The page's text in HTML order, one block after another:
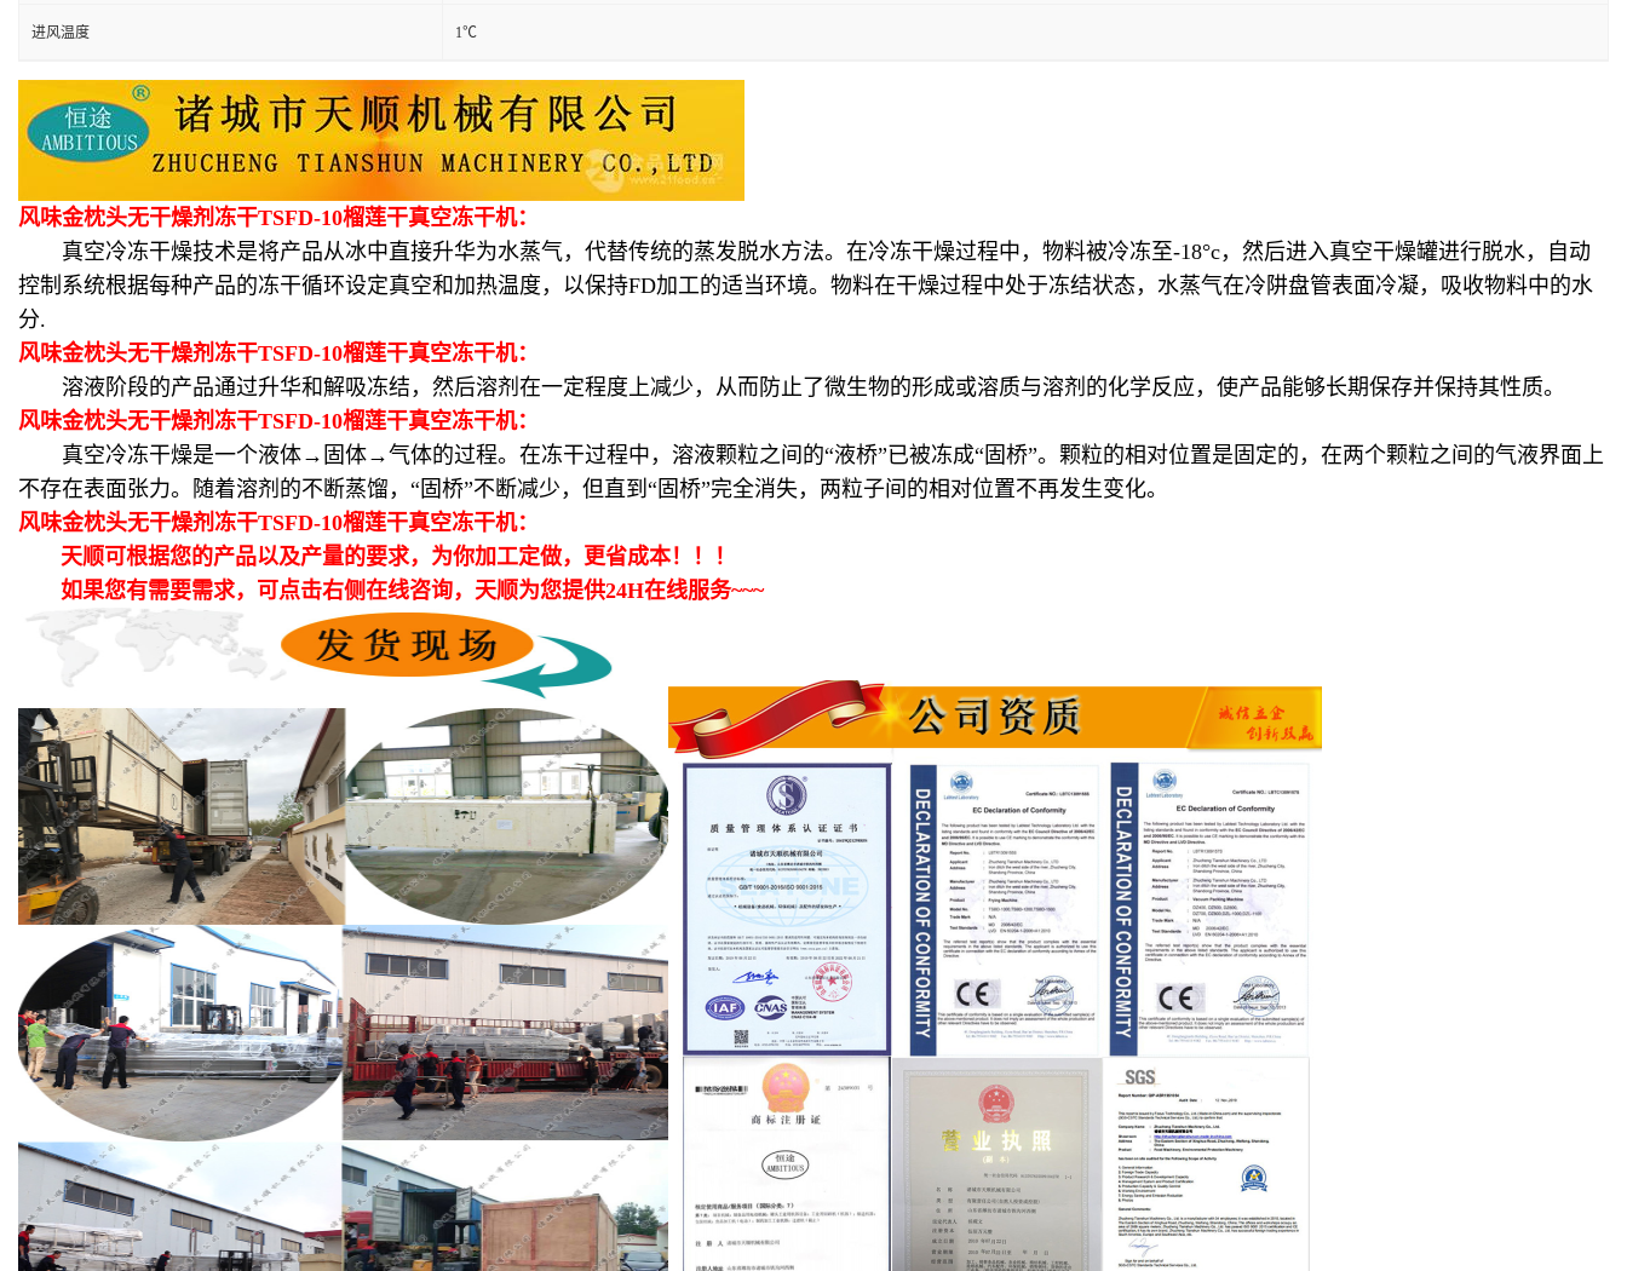
进风温度 1℃
风味金枕头无干燥剂冻干TSFD-10榴莲干真空冻干机：
真空冷冻干燥技术是将产品从冰中直接升华为水蒸气，代替传统的蒸发脱水方法。在冷冻干燥过程中，物料被冷冻至-18°c，然后进入真空干燥罐进行脱水，自动
控制系统根据每种产品的冻干循环设定真空和加热温度，以保持FD加工的适当环境。物料在干燥过程中处于冻结状态，水蒸气在冷阱盘管表面冷凝，吸收物料中的水
分.
风味金枕头无干燥剂冻干TSFD-10榴莲干真空冻干机：
溶液阶段的产品通过升华和解吸冻结，然后溶剂在一定程度上减少，从而防止了微生物的形成或溶质与溶剂的化学反应，使产品能够长期保存并保持其性质。
风味金枕头无干燥剂冻干TSFD-10榴莲干真空冻干机：
真空冷冻干燥是一个液体→固体→气体的过程。在冻干过程中，溶液颗粒之间的“液桥”已被冻成“固桥”。颗粒的相对位置是固定的，在两个颗粒之间的气液界面上
不存在表面张力。随着溶剂的不断蒸馏，“固桥”不断减少，但直到“固桥”完全消失，两粒子间的相对位置不再发生变化。
风味金枕头无干燥剂冻干TSFD-10榴莲干真空冻干机：
天顺可根据您的产品以及产量的要求，为你加工定做，更省成本！！！
如果您有需要需求，可点击右侧在线咨询，天顺为您提供24H在线服务~~~